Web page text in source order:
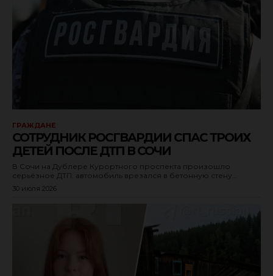
ГРАЖДАНЕ
СОТРУДНИК РОСГВАРДИИ СПАС ТРОИХ
ДЕТЕЙ ПОСЛЕ ДТП В СОЧИ
В Сочи на Дублере Курортного проспекта произошло
серьёзное ДТП: автомобиль врезался в бетонную стену...
30 июля 2026